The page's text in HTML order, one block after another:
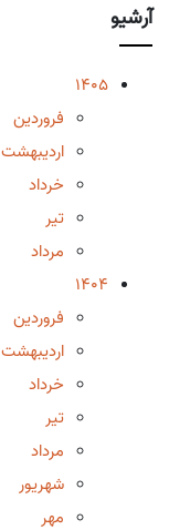
آرشیو
1405
فروردین
اردیبهشت
خرداد
تیر
مرداد
1404
فروردین
اردیبهشت
خرداد
تیر
مرداد
شهریور
مهر